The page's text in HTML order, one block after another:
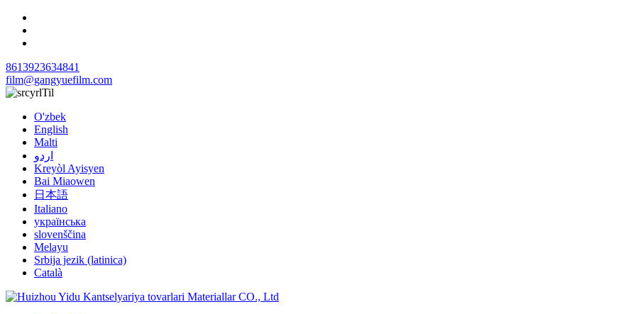
8613923634841
film@gangyuefilm.com
Til
O'zbek
English
Malti
اردو
Kreyòl Ayisyen
Bai Miaowen
日本語
Italiano
українська
slovenščina
Melayu
Srbija jezik (latinica)
Català